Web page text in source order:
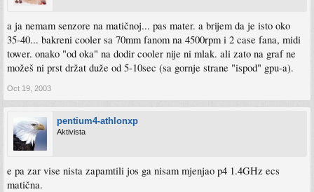
a ja nemam senzore na matičnoj... pas mater. a brijem da je isto oko
35-40... bakreni cooler sa 70mm fanom na 4500rpm i 2 case fana, midi
tower. onako "od oka" na dodir cooler nije ni mlak. ali zato na graf ne
možeš ni prst držat duže od 5-10sec (sa gornje strane "ispod" gpu-a).
Oct 19, 2003
pentium4-athlonxp
Aktivista
e pa zar vise nista zapamtili jos ga nisam mjenjao p4 1.4GHz ecs
matična.